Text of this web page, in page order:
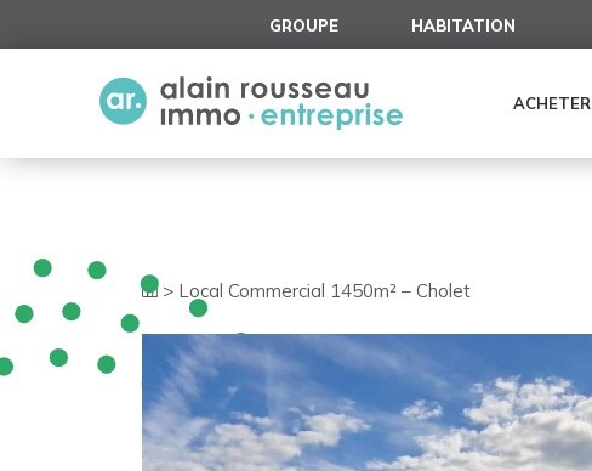
GROUPE HABITATION
ACHETER
> Local Commercial 1450m² – Cholet